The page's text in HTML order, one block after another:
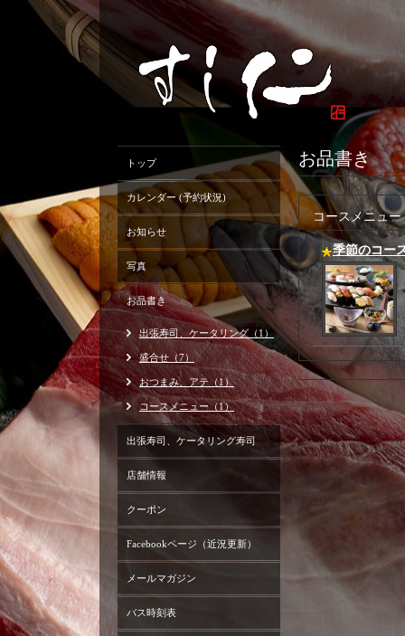
お品書き
コースメニュー
季節のコー
トップ
カレンダー (予約状況)
お知らせ
写真
お品書き
出張寿司、ケータリング（1）
盛合せ（7）
おつまみ、アテ（1）
コースメニュー（1）
出張寿司、ケータリング寿司
店舗情報
クーポン
Facebookページ（近況更新）
メールマガジン
バス時刻表